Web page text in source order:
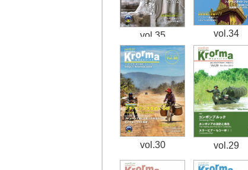
vol.35 vol.34
vol.30 vol.29